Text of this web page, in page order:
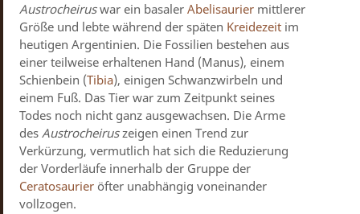
Austrocheiruswar ein basalerAbelisaurier mittlerer
Größe und lebte während der späten Kreidezeit im
heutigen Argentinien. Die Fossilien bestehen aus
einer teilweise erhaltenen Hand (Manus), einem
Schienbein (Tibia), einigen Schwanzwirbeln und
einem Fuß. Das Tier war zum Zeitpunkt seines
Todes noch nicht ganz ausgewachsen. Die Arme
desAustrocheiruszeigen einen Trend zur
Verkürzung, vermutlich hat sich die Reduzierung
der Vorderläufe innerhalb der Gruppe der
Ceratosaurier öfter unabhängig voneinander
vollzogen.